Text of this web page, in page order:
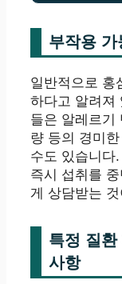
부작용 가
일반적으로 홍
하다고 알려져
들은 알레르기
량 등의 경미
수도 있습니다
즉시 섭취를 중
게 상담받는
특정 질환
사항